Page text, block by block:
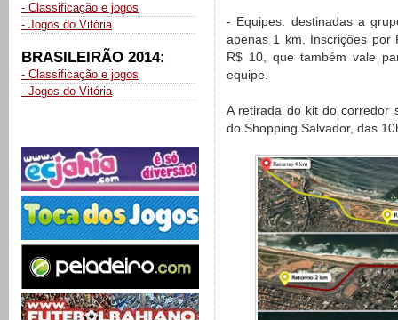
- Classificação e jogos
- Jogos do Vitória
BRASILEIRÃO 2014:
- Classificação e jogos
- Jogos do Vitória
- Equipes: destinadas a
apenas 1 km. Inscrições por
R$ 10, que também vale
equipe.
A retirada do kit do corredor
do Shopping Salvador, das